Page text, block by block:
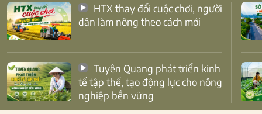
dân làm nông theo cách mới
tế tập thể, tạo động lực cho nông
nghiệp bền vững